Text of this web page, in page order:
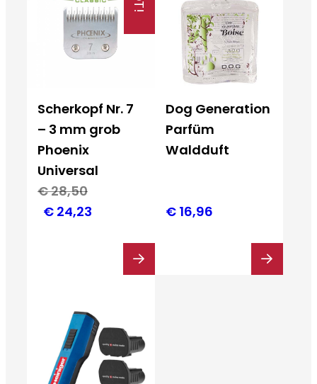
Scherkopf Nr. 7
– 3 mm grob
Phoenix
Universal
€28,50
Ursprünglicher
€24,23Aktueller
€ 24,23.
Dog Generation
Parfüm
Waldduft
€ 16,96